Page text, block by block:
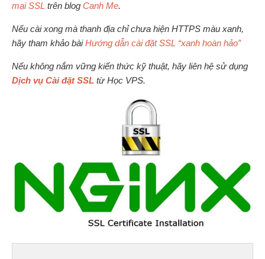
mại SSL trên blog Canh Me.
Nếu cài xong mà thanh địa chỉ chưa hiện HTTPS màu xanh,
hãy tham khảo bàiHướng dẫn cài đặt SSL “xanh hoàn hảo”
Nếu không nắm vững kiến thức kỹ thuật, hãy liên hệ sử dụng
Dịch vụ Cài đặt SSL từ Học VPS.